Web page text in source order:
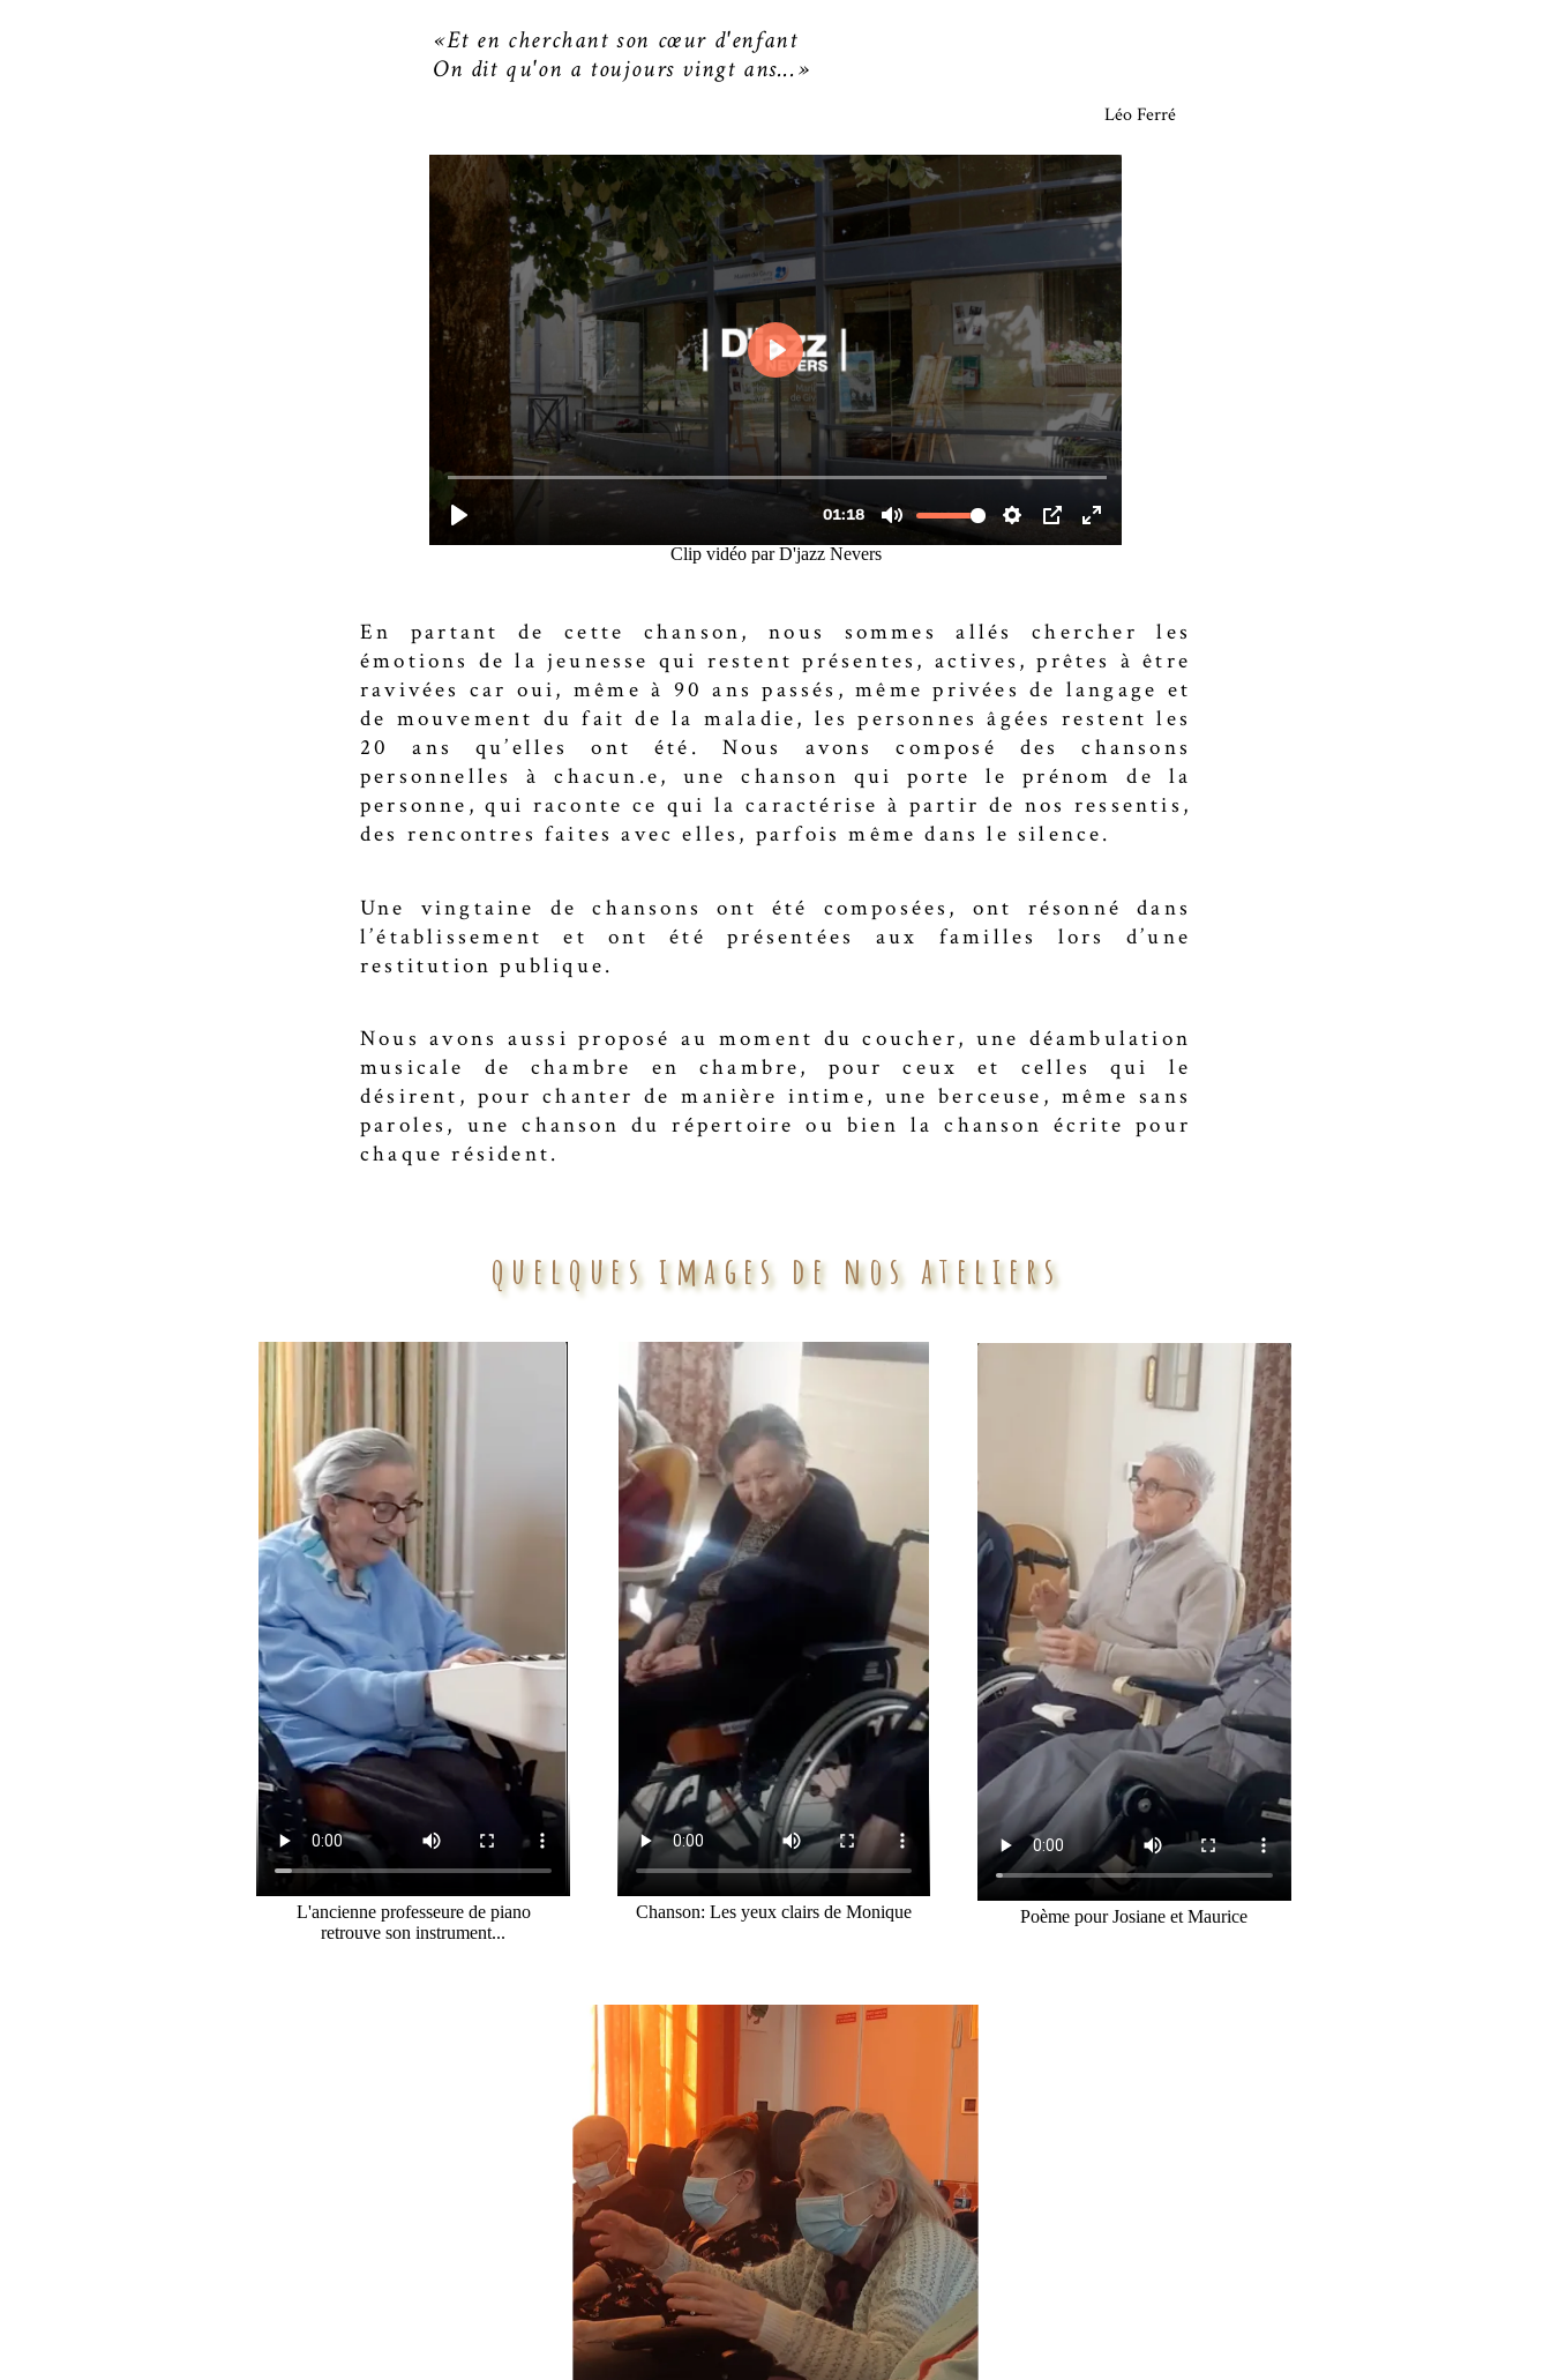
«Et en cherchant son cœur d'enfant
On dit qu'on a toujours vingt ans...»
Léo Ferré
Clip vidéo par D'jazz Nevers
En partant de cette chanson, nous sommes allés chercher les
émotions de la jeunesse qui restent présentes, actives, prêtes à être
ravivées car oui, même à 90 ans passés, même privées de langage et
de mouvement du fait de la maladie, les personnes âgées restent les
20 ans qu’elles ont été. Nous avons composé des chansons
personnelles à chacun.e, une chanson qui porte le prénom de la
personne, qui raconte ce qui la caractérise à partir de nos ressentis,
des rencontres faites avec elles, parfois même dans le silence.
Une vingtaine de chansons ont été composées, ont résonné dans
l’établissement et ont été présentées aux familles lors d’une
restitution publique.
Nous avons aussi proposé au moment du coucher, une déambulation
musicale de chambre en chambre, pour ceux et celles qui le
désirent, pour chanter de manière intime, une berceuse, même sans
paroles, une chanson du répertoire ou bien la chanson écrite pour
chaque résident.
quelques images de nos ateliers
L'ancienne professeure de piano
retrouve son instrument...
Chanson: Les yeux clairs de Monique Poème pour Josiane et Maurice